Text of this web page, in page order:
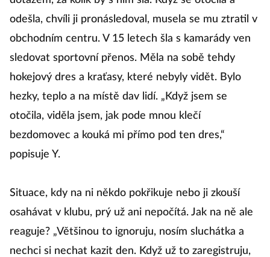
odešla, chvíli ji pronásledoval, musela se mu ztratil v
obchodním centru. V 15 letech šla s kamarády ven
sledovat sportovní přenos. Měla na sobě tehdy
hokejový dres a kraťasy, které nebyly vidět. Bylo
hezky, teplo a na místě dav lidí. „Když jsem se
otočila, viděla jsem, jak pode mnou klečí
bezdomovec a kouká mi přímo pod ten dres,“
popisuje Y.
Situace, kdy na ni někdo pokřikuje nebo ji zkouší
osahávat v klubu, prý už ani nepočítá. Jak na ně ale
reaguje? „Většinou to ignoruju, nosím sluchátka a
nechci si nechat kazit den. Když už to zaregistruju,